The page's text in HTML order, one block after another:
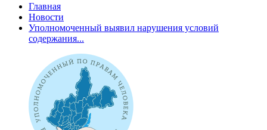
Главная
Новости
Уполномоченный выявил нарушения условий
содержания...